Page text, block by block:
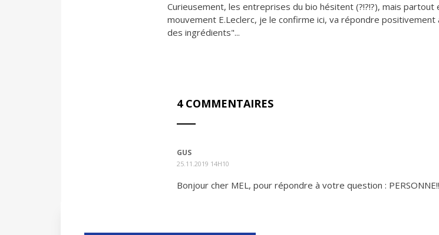
Curieusement, les entreprises du bio hésitent (?!?!?), mais
mouvement E.Leclerc, je le confirme ici, va répondre
des ingrédients"...
4 COMMENTAIRES
GUS
25.11.2019 14H10
Bonjour cher MEL, pour répondre à votre question :